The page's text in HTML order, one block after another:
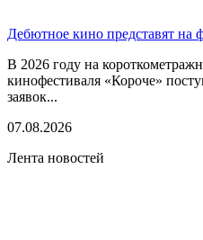
Дебютное кино представят на
В 2026 году на
кинофестиваля «Короче»
заявок...
07.08.2026
Лента новостей